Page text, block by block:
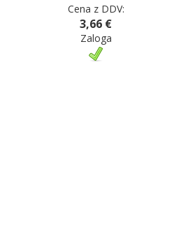
Cena z DDV:
3,66 €
Zaloga